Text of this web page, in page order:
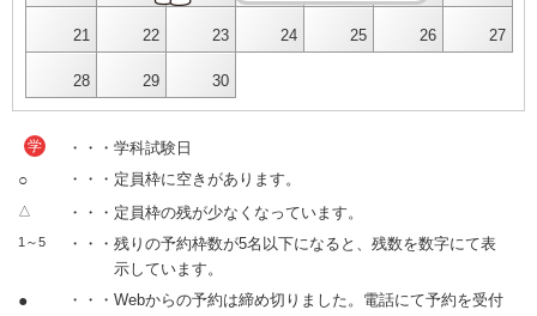
21 22 23 24 25 26 27
28 29 30
学 ・・・学科試験日
○ ・・・定員枠に空きがあります。
△ ・・・定員枠の残が少なくなっています。
1～5
・・・残りの予約枠数が5名以下になると、残数を数字にて表
示しています。
●
・・・Webからの予約は締め切りました。電話にて予約を受付